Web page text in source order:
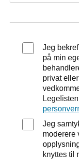
Jeg
på min
privat
Jeg
moderere
knyttes til